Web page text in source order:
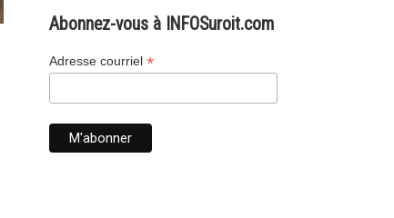
d’INFOSuroit
Abonnez-vous à INFOSuroit.com
Adresse courriel *